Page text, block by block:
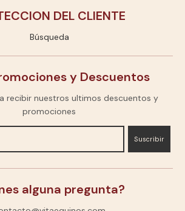
DEL CLIENTE
Búsqueda
y Descuentos
recibir nuestros ultimos descuentos y
promociones
Suscribir
alguna pregunta?